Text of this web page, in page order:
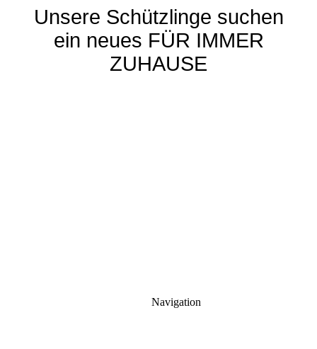
Unsere Schützlinge suchen
ein neues FÜR IMMER
ZUHAUSE
Navigation